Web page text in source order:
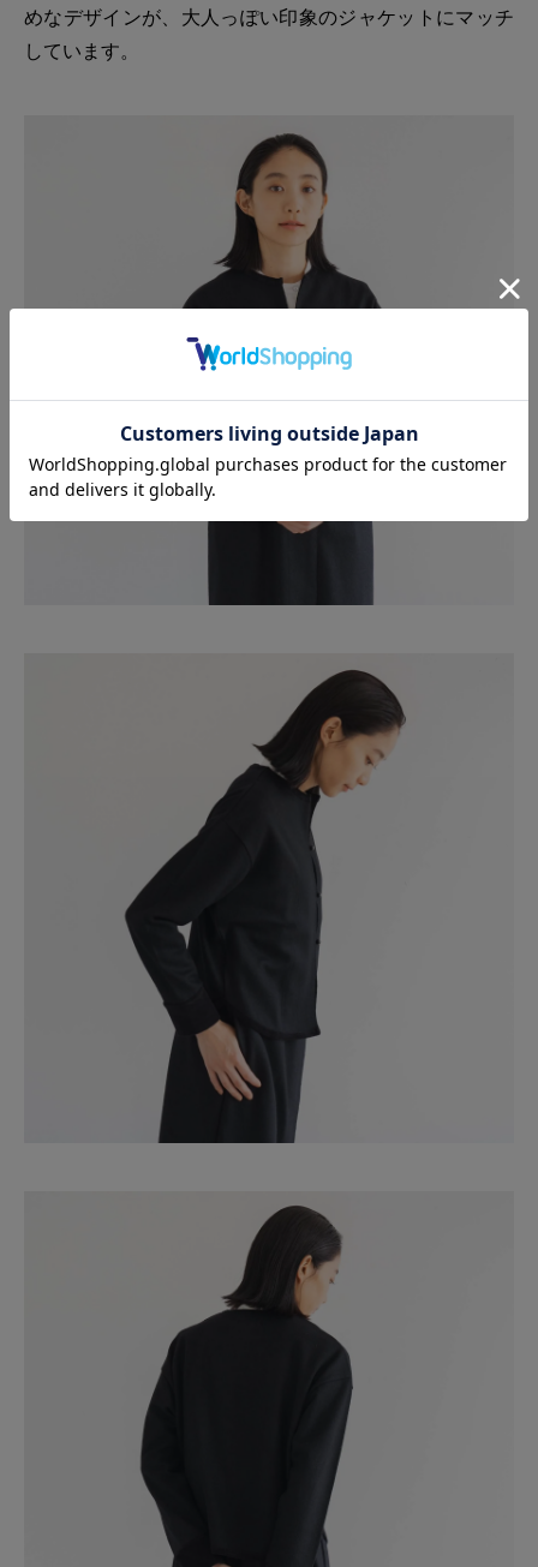
めなデザインが、大人っぽい印象のジャケットにマッチ
しています。